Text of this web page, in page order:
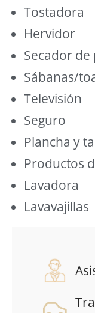
Tostadora
Hervidor
Secador de
Sábanas/
Televisión
Seguro
Plancha y
Productos
Lavadora
Lavavajillas